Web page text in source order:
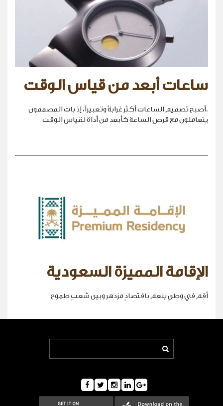
ساعات أبعد من قياس الوقت
.أصبح تصميم الساعات أكثر غرابةً وتعبيراً، إذ بات المصممون
يتعاملون مع قرص الساعة كأبعد من أداة لقياس الوقت
الإقامة المميزة السعودية
أقِم في وطنٍ ينعم باقتصادٍ مزدهر وبين شعبٍ طموح